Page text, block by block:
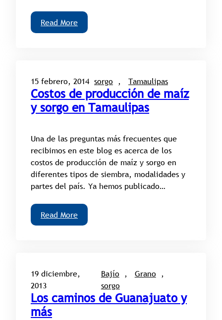
Read More
15 febrero, 2014 sorgo , Tamaulipas
Costos de producción de maíz
y sorgo en Tamaulipas
Una de las preguntas más frecuentes que
recibimos en este blog es acerca de los
costos de producción de maíz y sorgo en
diferentes tipos de siembra, modalidades y
partes del país. Ya hemos publicado…
Read More
19 diciembre,
2013
Bajío , Grano
sorgo
Los caminos de Guanajuato y
más